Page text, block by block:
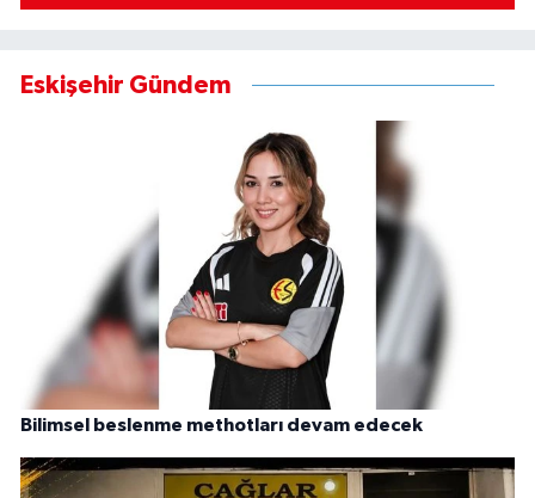
Eskişehir Gündem
Bilimsel beslenme methotları devam edecek